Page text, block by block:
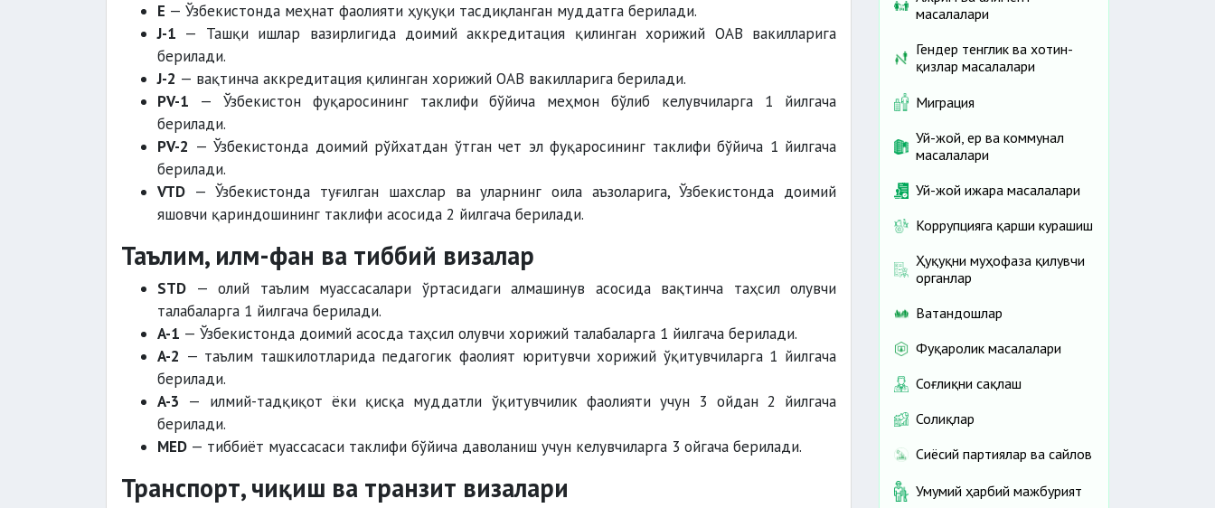
E — Ўзбекистонда меҳнат фаолияти ҳуқуқи тасдиқланган муддатга берилади.
J-1 — Ташқи ишлар вазирлигида доимий аккредитация қилинган хорижий ОАВ вакилларига
берилади.
J-2 — вақтинча аккредитация қилинган хорижий ОАВ вакилларига берилади.
PV-1 — Ўзбекистон фуқаросининг таклифи бўйича меҳмон бўлиб келувчиларга 1 йилгача
берилади.
PV-2 — Ўзбекистонда доимий рўйхатдан ўтган чет эл фуқаросининг таклифи бўйича 1 йилгача
берилади.
VTD — Ўзбекистонда туғилган шахслар ва уларнинг оила аъзоларига, Ўзбекистонда доимий
яшовчи қариндошининг таклифи асосида 2 йилгача берилади.
Таълим, илм-фан ва тиббий визалар
STD — олий таълим муассасалари ўртасидаги алмашинув асосида вақтинча таҳсил олувчи
талабаларга 1 йилгача берилади.
A-1 — Ўзбекистонда доимий асосда таҳсил олувчи хорижий талабаларга 1 йилгача берилади.
A-2 — таълим ташкилотларида педагогик фаолият юритувчи хорижий ўқитувчиларга 1 йилгача
берилади.
A-3 — илмий-тадқиқот ёки қисқа муддатли ўқитувчилик фаолияти учун 3 ойдан 2 йилгача
берилади.
MED — тиббиёт муассасаси таклифи бўйича даволаниш учун келувчиларга 3 ойгача берилади.
Транспорт, чиқиш ва транзит визалари
масалалари
Гендер тенглик ва хотин-
қизлар масалалари
Миграция
Уй-жой, ер ва коммунал
масалалари
Уй-жой ижара масалалари
Коррупцияга қарши курашиш
Ҳуқуқни муҳофаза қилувчи
органлар
Ватандошлар
Фуқаролик масалалари
Соғлиқни сақлаш
Солиқлар
Сиёсий партиялар ва сайлов
Умумий ҳарбий мажбурият